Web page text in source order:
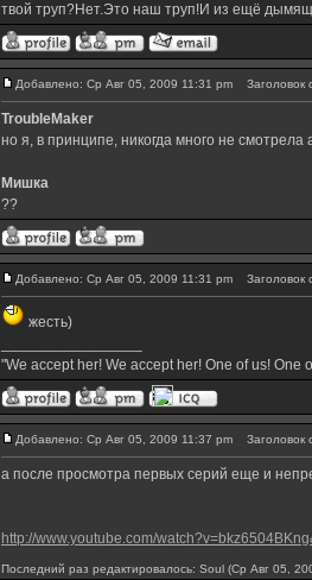
твой труп?Нет.Это наш труп!И из ещё
Добавлено: Ср Авг 05, 2009 11:31 pm Заголовок
TroubleMaker
но я, в принципе, никогда много не смотрела
Мишка
??
Добавлено: Ср Авг 05, 2009 11:31 pm Заголовок
жесть)
"We accept her! We accept her! One of us!
Добавлено: Ср Авг 05, 2009 11:37 pm Заголовок
а после просмотра первых серий еще и
http://www.youtube.com/
Последний раз редактировалось: Soul (Ср Авг 05,